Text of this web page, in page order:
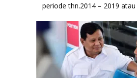
periode thn.2014 – 2019 atau